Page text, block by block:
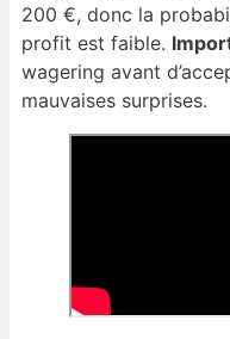
200 €, donc la
profit est faible.
wagering avant
mauvaises surprises.